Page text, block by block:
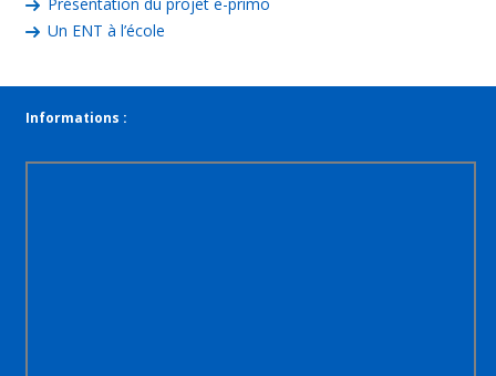
Un ENT à l’école
Informations :